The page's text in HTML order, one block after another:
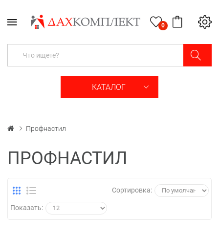
0
КАТАЛОГ
Профнастил
ПРОФНАСТИЛ
Сортировка:
Показать: